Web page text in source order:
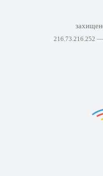
216.73.216.252 —